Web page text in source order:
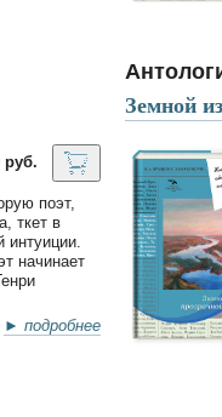
руб.
поэт,
ткет в
интуиции.
начинает
► подробнее
Земной